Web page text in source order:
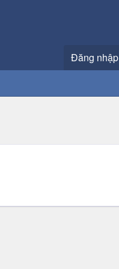
Đăng nhập